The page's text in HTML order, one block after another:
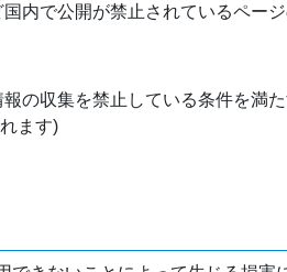
内で公開が禁止されているページ
の収集を禁止している条件を満
ます)